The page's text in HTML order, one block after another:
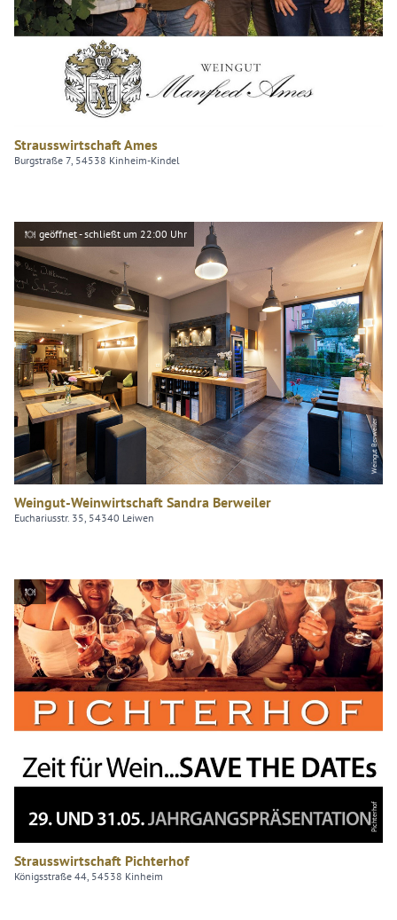
Strausswirtschaft Ames
Burgstraße 7, 54538 Kinheim-Kindel
Weingut Berweiler
geöffnet - schließt um 22:00 Uhr
Weingut-Weinwirtschaft Sandra Berweiler
Euchariusstr. 35, 54340 Leiwen
Pichterhof
Strausswirtschaft Pichterhof
Königsstraße 44, 54538 Kinheim